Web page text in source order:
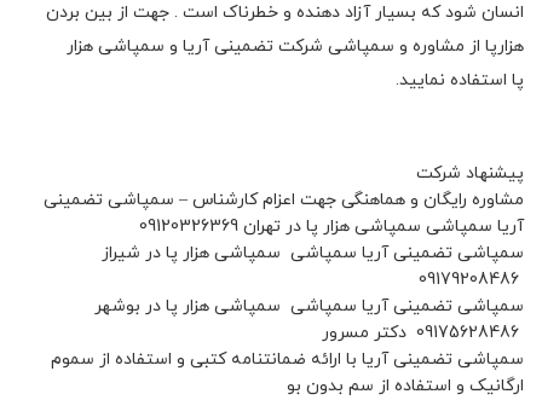
انسان شود که بسیار آزاد دهنده و خطرناک است . جهت از بین بردن
هزارپا از مشاوره و سمپاشی شرکت تضمینی آریا و سمپاشی هزار
پا استفاده نمایید.
پیشنهاد شرکت
مشاوره رایگان و هماهنگی جهت اعزام کارشناس – سمپاشی تضمینی
آریا سمپاشی سمپاشی هزار پا در تهران 09120326369
سمپاشی تضمینی آریا سمپاشی سمپاشی هزار پا در شیراز
سمپاشی تضمینی آریا سمپاشی سمپاشی هزار پا در بوشهر
سمپاشی تضمینی آریا با ارائه ضمانتنامه کتبی و استفاده از سموم
ارگانیک و استفاده از سم بدون بو